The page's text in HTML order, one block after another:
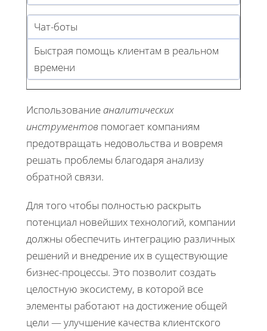
Чат-боты
Быстрая помощь клиентам в реальном
времени
Использование аналитических
инструментов помогает компаниям
предотвращать недовольства и вовремя
решать проблемы благодаря анализу
обратной связи.
Для того чтобы полностью раскрыть
потенциал новейших технологий, компании
должны обеспечить интеграцию различных
решений и внедрение их в существующие
бизнес-процессы. Это позволит создать
целостную экосистему, в которой все
элементы работают на достижение общей
цели — улучшение качества клиентского